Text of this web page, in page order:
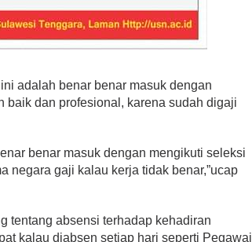
adalah benar benar masuk dengan
baik dan profesional, karena sudah digaji
benar masuk dengan mengikuti seleksi
negara gaji kalau kerja tidak benar,”ucap
tentang absensi terhadap kehadiran
kalau diabsen setiap hari seperti Pegawai